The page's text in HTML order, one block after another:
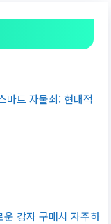
마트 자물쇠: 현대적
강자 구매시 자주하